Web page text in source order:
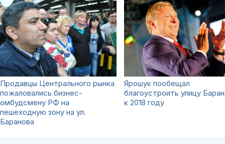
Продавцы Центрального рынка
пожаловались бизнес-
омбудсмену РФ на
пешеходную зону на ул.
Баранова
Ярошук пообещал
благоустроить улицу
к 2018 году